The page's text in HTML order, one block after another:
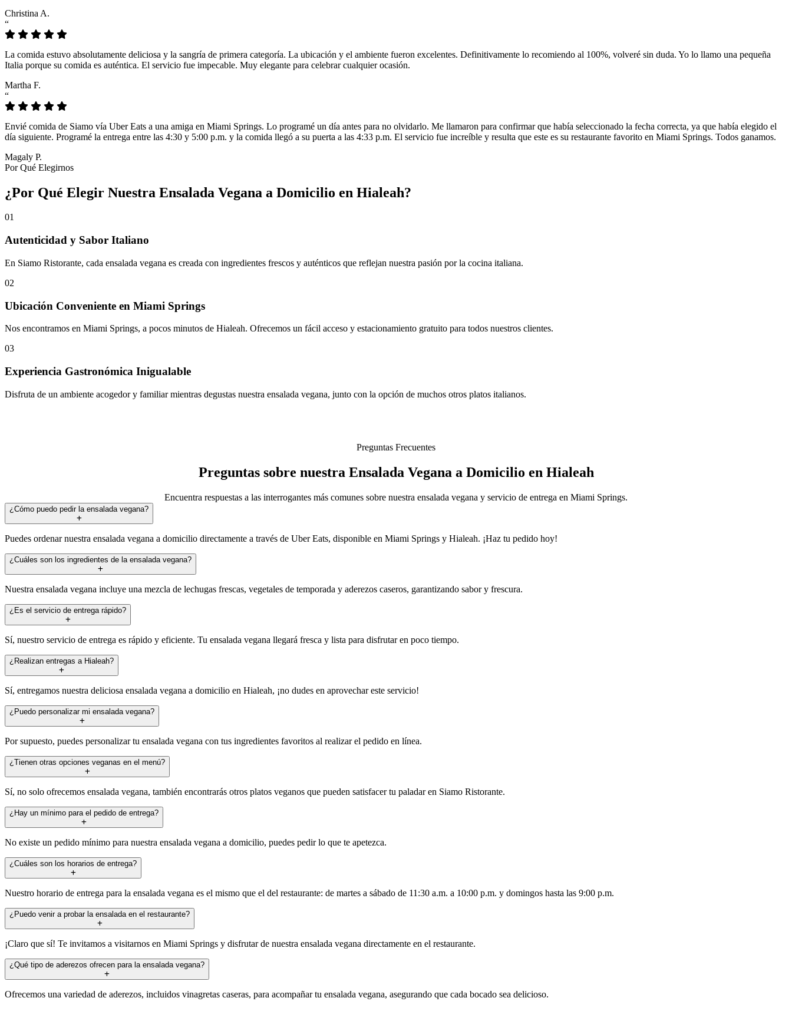
Christina A.
“
La comida estuvo absolutamente deliciosa y la sangría de primera categoría. La ubicación y el ambiente fueron excelentes. Definitivamente lo recomiendo al 100%, volveré sin duda. Yo lo llamo una pequeña
Italia porque su comida es auténtica. El servicio fue impecable. Muy elegante para celebrar cualquier ocasión.
Martha F.
“
Envié comida de Siamo vía Uber Eats a una amiga en Miami Springs. Lo programé un día antes para no olvidarlo. Me llamaron para confirmar que había seleccionado la fecha correcta, ya que había elegido el
día siguiente. Programé la entrega entre las 4:30 y 5:00 p.m. y la comida llegó a su puerta a las 4:33 p.m. El servicio fue increíble y resulta que este es su restaurante favorito en Miami Springs. Todos ganamos.
Magaly P.
Por Qué Elegirnos
¿Por Qué Elegir Nuestra Ensalada Vegana a Domicilio en Hialeah?
01
Autenticidad y Sabor Italiano
En Siamo Ristorante, cada ensalada vegana es creada con ingredientes frescos y auténticos que reflejan nuestra pasión por la cocina italiana.
02
Ubicación Conveniente en Miami Springs
Nos encontramos en Miami Springs, a pocos minutos de Hialeah. Ofrecemos un fácil acceso y estacionamiento gratuito para todos nuestros clientes.
03
Experiencia Gastronómica Inigualable
Disfruta de un ambiente acogedor y familiar mientras degustas nuestra ensalada vegana, junto con la opción de muchos otros platos italianos.
Preguntas Frecuentes
Preguntas sobre nuestra Ensalada Vegana a Domicilio en Hialeah
Encuentra respuestas a las interrogantes más comunes sobre nuestra ensalada vegana y servicio de entrega en Miami Springs.
¿Cómo puedo pedir la ensalada vegana?
Puedes ordenar nuestra ensalada vegana a domicilio directamente a través de Uber Eats, disponible en Miami Springs y Hialeah. ¡Haz tu pedido hoy!
¿Cuáles son los ingredientes de la ensalada vegana?
Nuestra ensalada vegana incluye una mezcla de lechugas frescas, vegetales de temporada y aderezos caseros, garantizando sabor y frescura.
¿Es el servicio de entrega rápido?
Sí, nuestro servicio de entrega es rápido y eficiente. Tu ensalada vegana llegará fresca y lista para disfrutar en poco tiempo.
¿Realizan entregas a Hialeah?
Sí, entregamos nuestra deliciosa ensalada vegana a domicilio en Hialeah, ¡no dudes en aprovechar este servicio!
¿Puedo personalizar mi ensalada vegana?
Por supuesto, puedes personalizar tu ensalada vegana con tus ingredientes favoritos al realizar el pedido en línea.
¿Tienen otras opciones veganas en el menú?
Sí, no solo ofrecemos ensalada vegana, también encontrarás otros platos veganos que pueden satisfacer tu paladar en Siamo Ristorante.
¿Hay un mínimo para el pedido de entrega?
No existe un pedido mínimo para nuestra ensalada vegana a domicilio, puedes pedir lo que te apetezca.
¿Cuáles son los horarios de entrega?
Nuestro horario de entrega para la ensalada vegana es el mismo que el del restaurante: de martes a sábado de 11:30 a.m. a 10:00 p.m. y domingos hasta las 9:00 p.m.
¿Puedo venir a probar la ensalada en el restaurante?
¡Claro que sí! Te invitamos a visitarnos en Miami Springs y disfrutar de nuestra ensalada vegana directamente en el restaurante.
¿Qué tipo de aderezos ofrecen para la ensalada vegana?
Ofrecemos una variedad de aderezos, incluidos vinagretas caseras, para acompañar tu ensalada vegana, asegurando que cada bocado sea delicioso.